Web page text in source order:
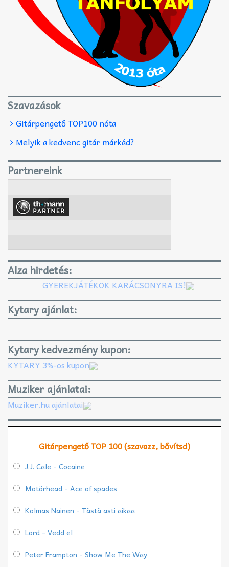
Szavazások
Gitárpengető TOP100 nóta
Melyik a kedvenc gitár márkád?
Partnereink
Alza hirdetés:
GYEREKJÁTÉKOK KARÁCSONYRA IS!
Kytary ajánlat:
Kytary kedvezmény kupon:
KYTARY 3%-os kupon
Muziker ajánlatai:
Muziker.hu ajánlatai
Gitárpengető TOP 100 (szavazz, bővítsd)
J.J. Cale - Cocaine
Motörhead - Ace of spades
Kolmas Nainen - Tästä asti aikaa
Lord - Vedd el
Peter Frampton - Show Me The Way